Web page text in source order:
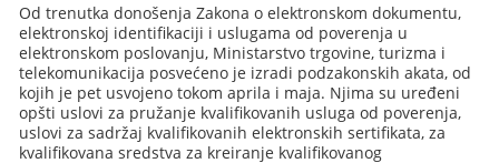
Od trenutka donošenja Zakona o elektronskom dokumentu,
elektronskoj identifikaciji i uslugama od poverenja u
elektronskom poslovanju, Ministarstvo trgovine, turizma i
telekomunikacija posvećeno je izradi podzakonskih akata, od
kojih je pet usvojeno tokom aprila i maja. Njima su uređeni
opšti uslovi za pružanje kvalifikovanih usluga od poverenja,
uslovi za sadržaj kvalifikovanih elektronskih sertifikata, za
kvalifikovana sredstva za kreiranje kvalifikovanog